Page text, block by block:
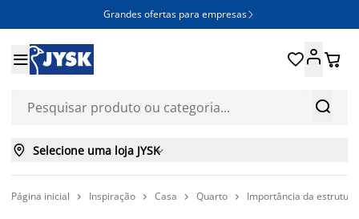
Grandes ofertas para empresas 


 
 Selecione uma loja JYSK
Página inicial  Inspiração  Casa  Quarto  Importância da